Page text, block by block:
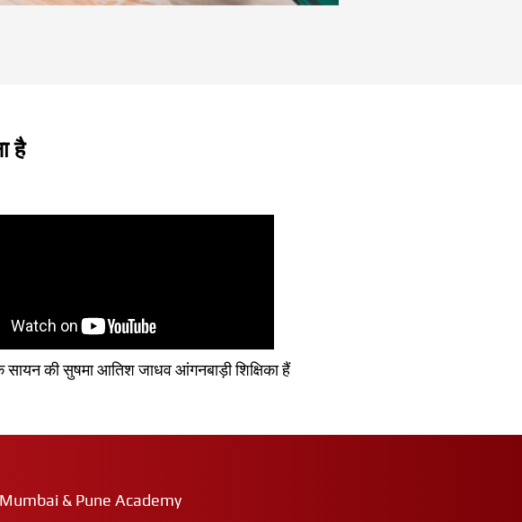
है
सायन की सुषमा आतिश जाधव आंगनबाड़ी शिक्षिका हैं
& Pune Academy